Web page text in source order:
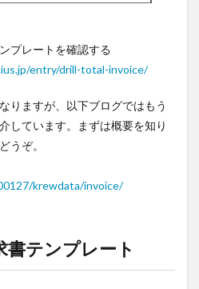
プレートを確認する
entry/drill-total-invoice/
りますが、以下ブログではもう
しています。まずは概要を知り
うぞ。
krewdata/invoice/
書テンプレート